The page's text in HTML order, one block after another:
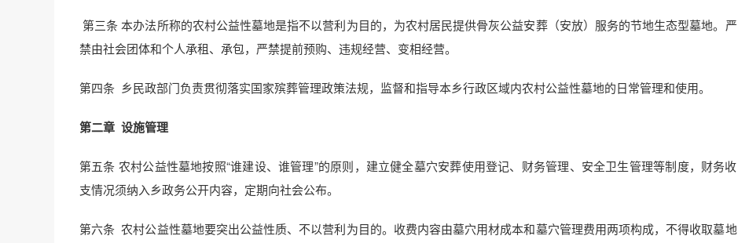
第三条 本办法所称的农村公益性墓地是指不以营利为目的，为农村居民提供骨灰公益安葬（安放）服务的节地生态型墓地。严
禁由社会团体和个人承租、承包，严禁提前预购、违规经营、变相经营。
第四条 乡民政部门负责贯彻落实国家殡葬管理政策法规，监督和指导本乡行政区域内农村公益性墓地的日常管理和使用。
第二章 设施管理
第五条 农村公益性墓地按照“谁建设、谁管理”的原则，建立健全墓穴安葬使用登记、财务管理、安全卫生管理等制度，财务收
支情况须纳入乡政务公开内容，定期向社会公布。
第六条 农村公益性墓地要突出公益性质、不以营利为目的。收费内容由墓穴用材成本和墓穴管理费用两项构成，不得收取墓地